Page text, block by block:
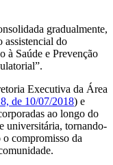
gradualmente,
assistencial do
à Saúde e Prevenção
Executiva da Área
de 10/07/2018) e
ao longo do
universitária, tornando-
compromisso da